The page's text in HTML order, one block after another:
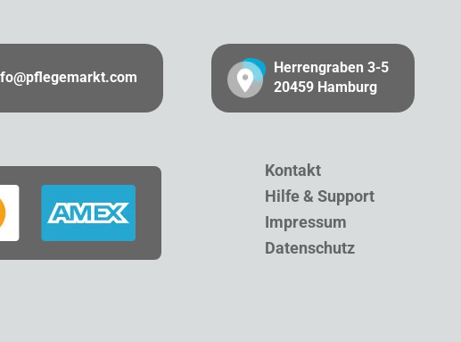
Herrengraben 3-5
20459 Hamburg
Kontakt
Hilfe & Support
Impressum
Datenschutz